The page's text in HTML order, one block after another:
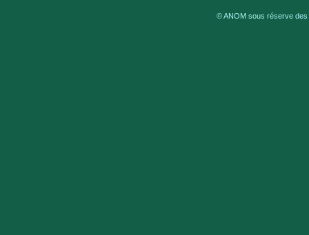
© ANOM sous réserve